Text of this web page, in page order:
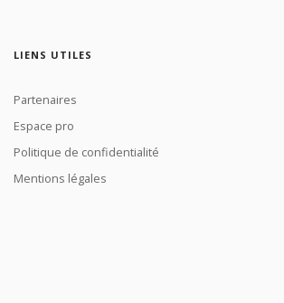
LIENS UTILES
Partenaires
Espace pro
Politique de confidentialité
Mentions légales